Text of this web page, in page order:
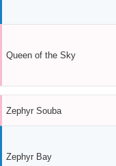
Queen of the Sky
Zephyr Souba
Zephyr Bay